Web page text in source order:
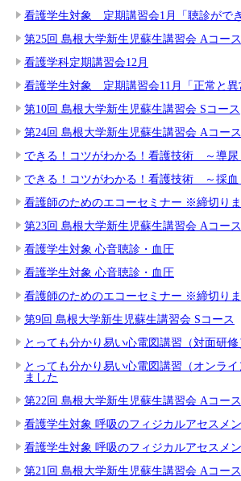
看護学生対象 定期講習会1月「聴診がで
第25回 島根大学新生児蘇生講習会 Aコース
看護学科定期講習会12月
看護学生対象 定期講習会11月「正常と異
第10回 島根大学新生児蘇生講習会 Sコース
第24回 島根大学新生児蘇生講習会 Aコース
できる！コツがわかる！看護技術 ～導尿
できる！コツがわかる！看護技術 ～採血
看護師のためのエコーセミナー ※締切り
第23回 島根大学新生児蘇生講習会 Aコー
看護学生対象 心音聴診・血圧
看護学生対象 心音聴診・血圧
看護師のためのエコーセミナー ※締切り
第9回 島根大学新生児蘇生講習会 Sコース
とっても分かり易い心電図講習（対面研
とっても分かり易い心電図講習（オンラ
ました
第22回 島根大学新生児蘇生講習会 Aコー
看護学生対象 呼吸のフィジカルアセスメ
看護学生対象 呼吸のフィジカルアセスメ
第21回 島根大学新生児蘇生講習会 Aコー